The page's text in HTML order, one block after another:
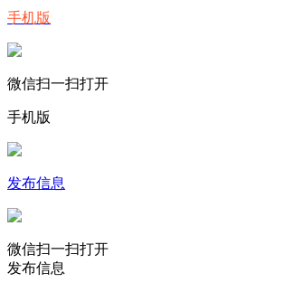
手机版
微信扫一扫打开
手机版
发布信息
微信扫一扫打开
发布信息